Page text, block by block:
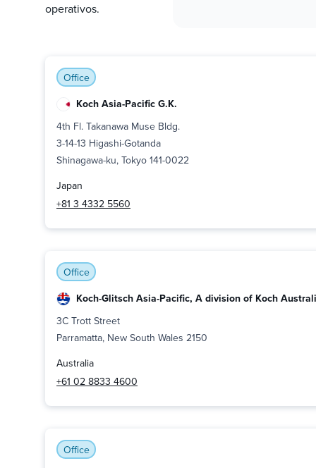
operativos.
Office
Koch Asia-Pacific G.K.
4th Fl. Takanawa Muse Bldg.
3-14-13 Higashi-Gotanda
Shinagawa-ku, Tokyo 141-0022
Japan
+81 3 4332 5560
Office
Koch-Glitsch Asia-Pacific, A division of Koch
3C Trott Street
Parramatta, New South Wales 2150
Australia
+61 02 8833 4600
Office